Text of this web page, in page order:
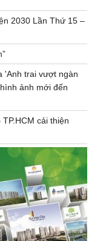
2030 Lần Thứ 15 –
'Anh trai vượt ngàn
ảnh mới đến
cải thiện